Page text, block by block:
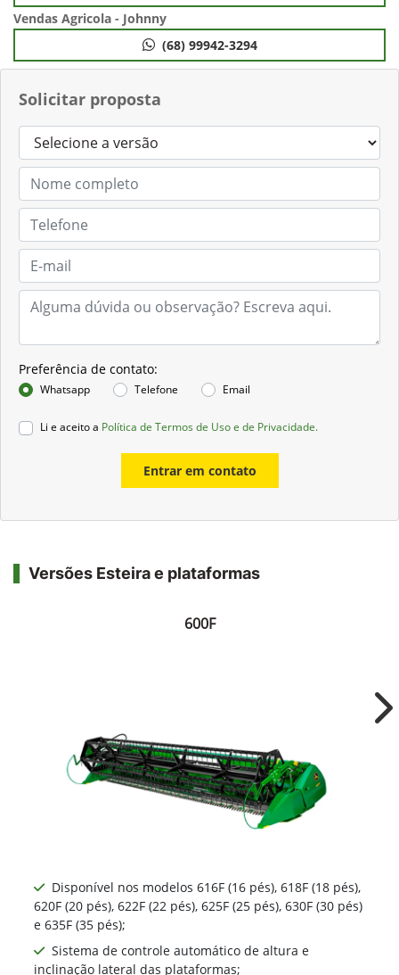
Solicitar proposta
Preferência de contato:
Whatsapp Telefone Email
Li e aceito a Política de Termos de Uso e de Privacidade.
Entrar em contato
Vendas Agricola - Johnny
(68) 99942-3294
Versões Esteira e plataformas
600F
Disponível nos modelos 616F (16 pés), 618F (18 pés),
620F (20 pés), 622F (22 pés), 625F (25 pés), 630F (30 pés)
e 635F (35 pés);
Sistema de controle automático de altura e
inclinação lateral das plataformas;